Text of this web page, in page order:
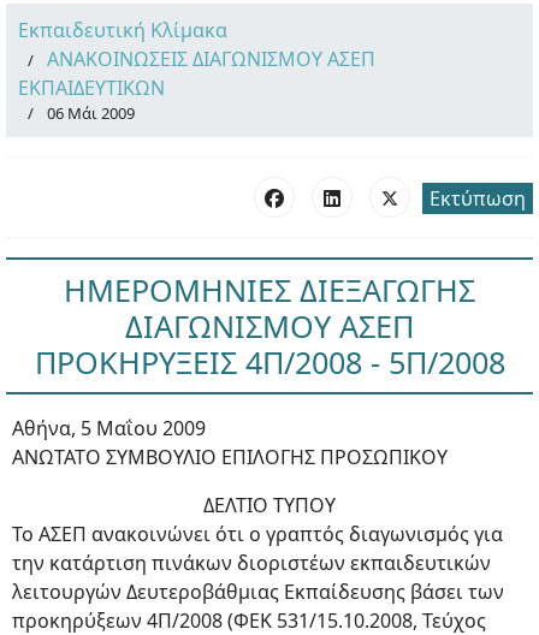
Εκπαιδευτική Κλίμακα
ΑΝΑΚΟΙΝΩΣΕΙΣ ΔΙΑΓΩΝΙΣΜΟΥ ΑΣΕΠ
ΕΚΠΑΙΔΕΥΤΙΚΩΝ
06 Μάι 2009
Εκτύπωση
ΗΜΕΡΟΜΗΝΙΕΣ ΔΙΕΞΑΓΩΓΗΣ
ΔΙΑΓΩΝΙΣΜΟΥ ΑΣΕΠ
ΠΡΟΚΗΡΥΞΕΙΣ 4Π/2008 - 5Π/2008
Αθήνα, 5 Μαΐου 2009
ΑΝΩΤΑΤΟ ΣΥΜΒΟΥΛΙΟ ΕΠΙΛΟΓΗΣ ΠΡΟΣΩΠΙΚΟΥ
ΔΕΛΤΙΟ ΤΥΠΟΥ
Το ΑΣΕΠ ανακοινώνει ότι ο γραπτός διαγωνισμός για
την κατάρτιση πινάκων διοριστέων εκπαιδευτικών
λειτουργών Δευτεροβάθμιας Εκπαίδευσης βάσει των
προκηρύξεων 4Π/2008 (ΦΕΚ 531/15.10.2008, Τεύχος